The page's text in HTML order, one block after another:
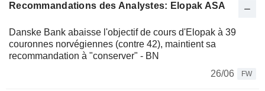
Recommandations des Analystes: Elopak ASA
Danske Bank abaisse l'objectif de cours d'Elopak à 39
couronnes norvégiennes (contre 42), maintient sa
recommandation à "conserver" - BN
26/06
FW